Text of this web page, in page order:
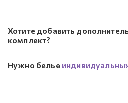
Хотите добавить
комплект?
Нужно белье